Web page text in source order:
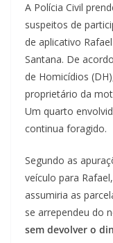
A Polícia Civil
suspeitos de
de aplicativo
Santana. De
de Homicídios
proprietário da
Um quarto
continua foragido.
Segundo as
veículo para
assumiria as
se arrependeu do
sem devolver o